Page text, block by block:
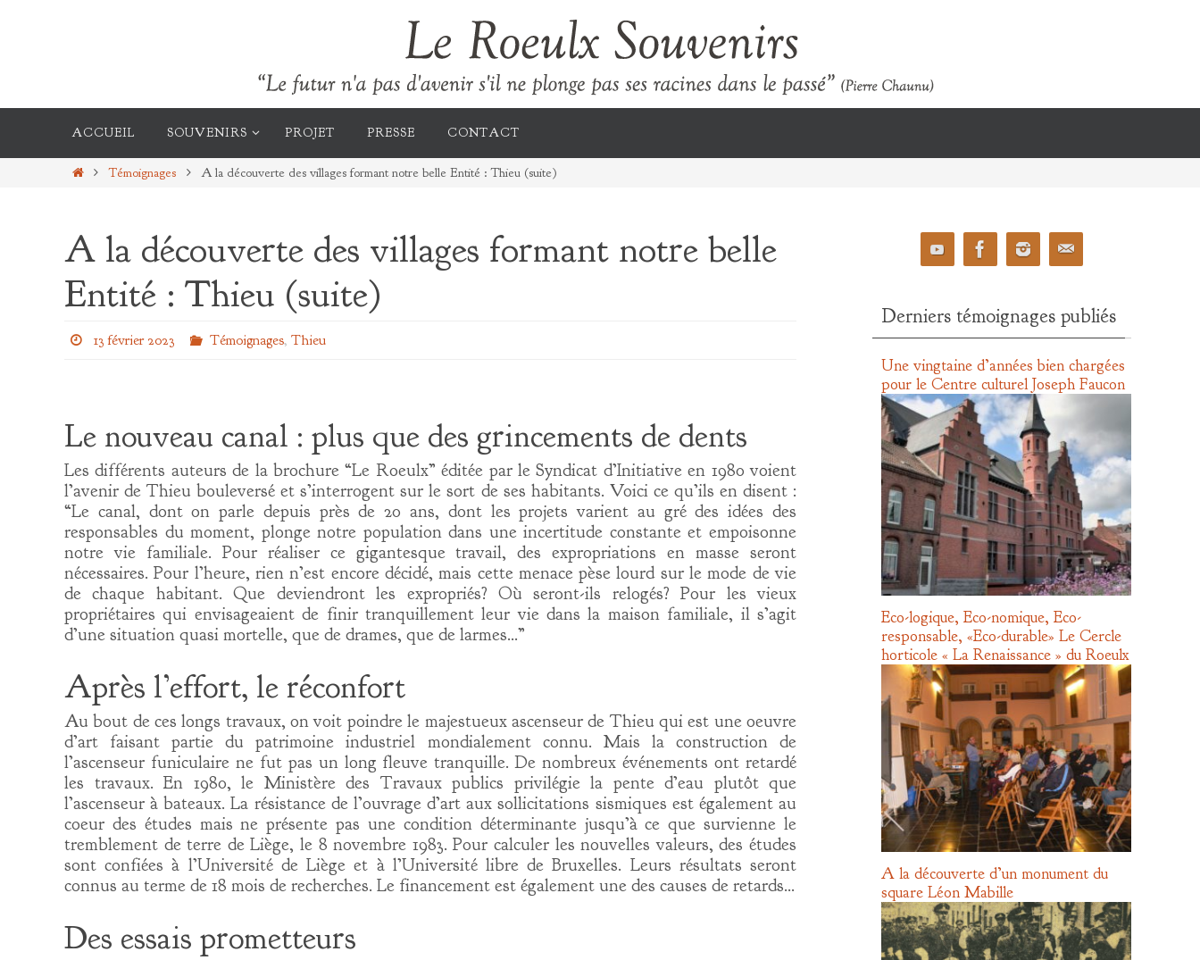
contenu
ACCUEIL SOUVENIRS PROJET PRESSE CONTACT
HomeTémoignages A la découverte des villages formant notre belle Entité : Thieu (suite)
A la découverte des villages formant notre belle
Entité : Thieu (suite)
13 février 2023 Témoignages, Thieu
Le nouveau canal : plus que des grincements de dents
Les différents auteurs de la brochure “Le Roeulx” éditée par le Syndicat d’Initiative en 1980 voient
l’avenir de Thieu bouleversé et s’interrogent sur le sort de ses habitants. Voici ce qu’ils en disent :
“Le canal, dont on parle depuis près de 20 ans, dont les projets varient au gré des idées des
responsables du moment, plonge notre population dans une incertitude constante et empoisonne
notre vie familiale. Pour réaliser ce gigantesque travail, des expropriations en masse seront
nécessaires. Pour l’heure, rien n’est encore décidé, mais cette menace pèse lourd sur le mode de vie
de chaque habitant. Que deviendront les expropriés? Où seront-ils relogés? Pour les vieux
propriétaires qui envisageaient de finir tranquillement leur vie dans la maison familiale, il s’agit
d’une situation quasi mortelle, que de drames, que de larmes…”
Après l’effort, le réconfort
Au bout de ces longs travaux, on voit poindre le majestueux ascenseur de Thieu qui est une oeuvre
d’art faisant partie du patrimoine industriel mondialement connu. Mais la construction de
l’ascenseur funiculaire ne fut pas un long fleuve tranquille. De nombreux événements ont retardé
les travaux. En 1980, le Ministère des Travaux publics privilégie la pente d’eau plutôt que
l’ascenseur à bateaux. La résistance de l’ouvrage d’art aux sollicitations sismiques est également au
coeur des études mais ne présente pas une condition déterminante jusqu’à ce que survienne le
tremblement de terre de Liège, le 8 novembre 1983. Pour calculer les nouvelles valeurs, des études
sont confiées à l’Université de Liège et à l’Université libre de Bruxelles. Leurs résultats seront
connus au terme de 18 mois de recherches. Le financement est également une des causes de retards…
Des essais prometteurs
Derniers témoignages publiés
Une vingtaine d’années bien chargées
pour le Centre culturel Joseph Faucon
Eco-logique, Eco-nomique, Eco-
responsable, «Eco-durable» Le Cercle
horticole « La Renaissance » du Roeulx
A la découverte d’un monument du
square Léon Mabille